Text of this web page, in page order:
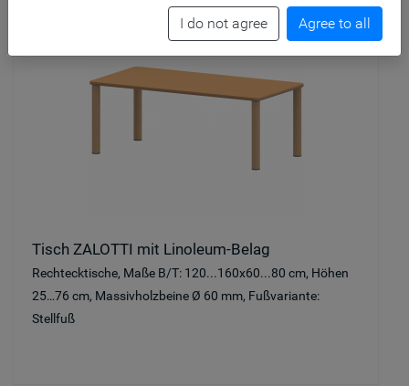
Tisch ZALOTTI mit Linoleum-Belag
Rechtecktische, Maße B/T: 120...160x60...80 cm, Höhen
25…76 cm, Massivholzbeine Ø 60 mm, Fußvariante:
Stellfuß
I do not agree Agree to all